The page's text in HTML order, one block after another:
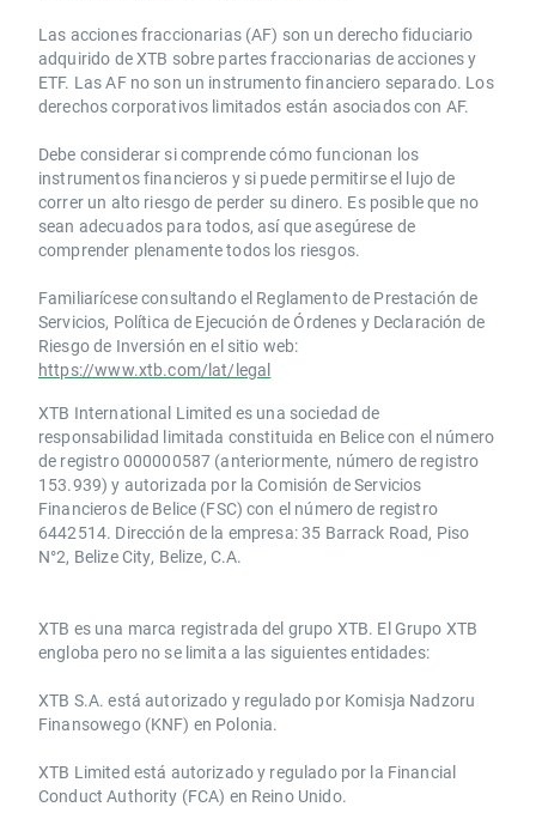
Las acciones fraccionarias (AF) son un derecho fiduciario
adquirido de XTB sobre partes fraccionarias de acciones y
ETF. Las AF no son un instrumento financiero separado. Los
derechos corporativos limitados están asociados con AF.
Debe considerar si comprende cómo funcionan los
instrumentos financieros y si puede permitirse el lujo de
correr un alto riesgo de perder su dinero. Es posible que no
sean adecuados para todos, así que asegúrese de
comprender plenamente todos los riesgos.
Familiarícese consultando el Reglamento de Prestación de
Servicios, Política de Ejecución de Órdenes y Declaración de
Riesgo de Inversión en el sitio web:
https://www.xtb.com/lat/legal
XTB International Limited es una sociedad de
responsabilidad limitada constituida en Belice con el número
de registro 000000587 (anteriormente, número de registro
153.939) y autorizada por la Comisión de Servicios
Financieros de Belice (FSC) con el número de registro
6442514. Dirección de la empresa: 35 Barrack Road, Piso
N°2, Belize City, Belize, C.A.
​​XTB es una marca registrada del grupo XTB. El Grupo XTB
engloba pero no se limita a las siguientes entidades:
XTB S.A.​ está autorizado y regulado por Komisja Nadzoru
Finansowego (KNF) ​en Polonia.
XTB Limited ​está autorizado y regulado por la ​Financial
Conduct Authority ​(FCA) en ​​Reino Unido.